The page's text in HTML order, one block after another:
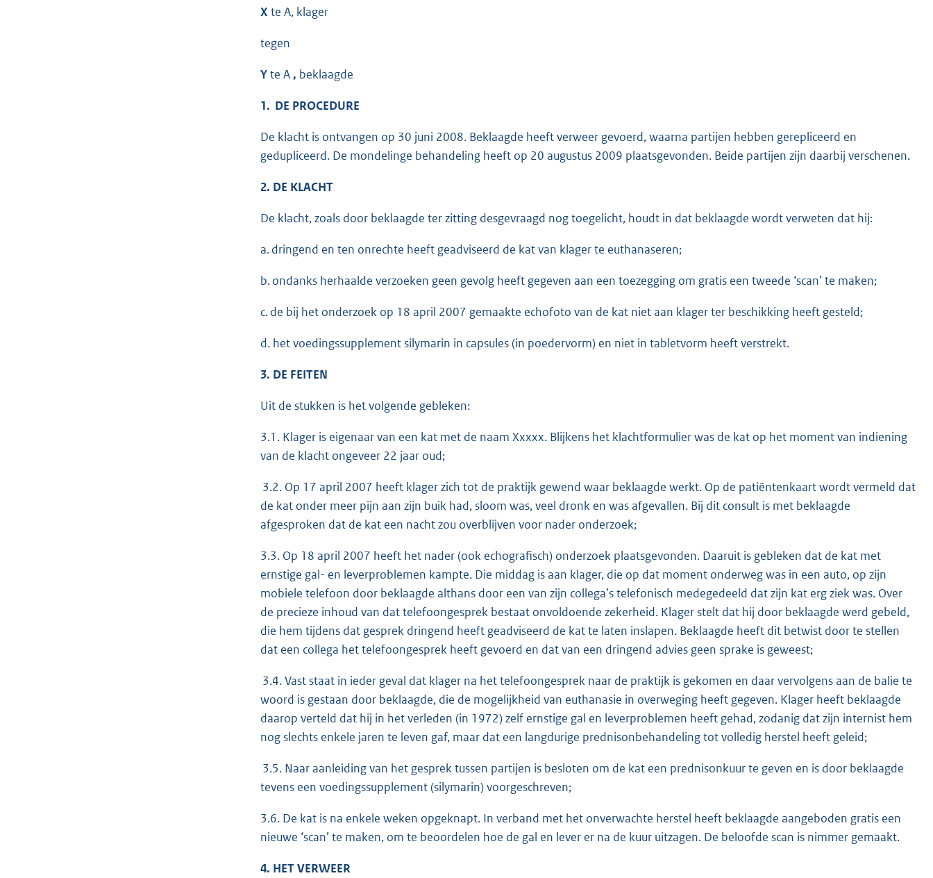
X te A, klager
tegen
Yte A , beklaagde
1. DE PROCEDURE
De klacht is ontvangen op 30 juni 2008. Beklaagde heeft verweer gevoerd, waarna partijen hebben gerepliceerd en
gedupliceerd. De mondelinge behandeling heeft op 20 augustus 2009 plaatsgevonden. Beide partijen zijn daarbij verschenen.
2. DE KLACHT
De klacht, zoals door beklaagde ter zitting desgevraagd nog toegelicht, houdt in dat beklaagde wordt verweten dat hij:
a. dringend en ten onrechte heeft geadviseerd de kat van klager te euthanaseren;
b. ondanks herhaalde verzoeken geen gevolg heeft gegeven aan een toezegging om gratis een tweede ‘scan’ te maken;
c. de bij het onderzoek op 18 april 2007 gemaakte echofoto van de kat niet aan klager ter beschikking heeft gesteld;
d. het voedingssupplement silymarin in capsules (in poedervorm) en niet in tabletvorm heeft verstrekt.
3. DE FEITEN
Uit de stukken is het volgende gebleken:
3.1. Klager is eigenaar van een kat met de naam Xxxxx. Blijkens het klachtformulier was de kat op het moment van indiening
van de klacht ongeveer 22 jaar oud;
3.2. Op 17 april 2007 heeft klager zich tot de praktijk gewend waar beklaagde werkt. Op de patiëntenkaart wordt vermeld dat
de kat onder meer pijn aan zijn buik had, sloom was, veel dronk en was afgevallen. Bij dit consult is met beklaagde
afgesproken dat de kat een nacht zou overblijven voor nader onderzoek;
3.3. Op 18 april 2007 heeft het nader (ook echografisch) onderzoek plaatsgevonden. Daaruit is gebleken dat de kat met
ernstige gal- en leverproblemen kampte. Die middag is aan klager, die op dat moment onderweg was in een auto, op zijn
mobiele telefoon door beklaagde althans door een van zijn collega’s telefonisch medegedeeld dat zijn kat erg ziek was. Over
de precieze inhoud van dat telefoongesprek bestaat onvoldoende zekerheid. Klager stelt dat hij door beklaagde werd gebeld,
die hem tijdens dat gesprek dringend heeft geadviseerd de kat te laten inslapen. Beklaagde heeft dit betwist door te stellen
dat een collega het telefoongesprek heeft gevoerd en dat van een dringend advies geen sprake is geweest;
3.4. Vast staat in ieder geval dat klager na het telefoongesprek naar de praktijk is gekomen en daar vervolgens aan de balie te
woord is gestaan door beklaagde, die de mogelijkheid van euthanasie in overweging heeft gegeven. Klager heeft beklaagde
daarop verteld dat hij in het verleden (in 1972) zelf ernstige gal en leverproblemen heeft gehad, zodanig dat zijn internist hem
nog slechts enkele jaren te leven gaf, maar dat een langdurige prednisonbehandeling tot volledig herstel heeft geleid;
3.5. Naar aanleiding van het gesprek tussen partijen is besloten om de kat een prednisonkuur te geven en is door beklaagde
tevens een voedingssupplement (silymarin) voorgeschreven;
3.6. De kat is na enkele weken opgeknapt. In verband met het onverwachte herstel heeft beklaagde aangeboden gratis een
nieuwe ‘scan’ te maken, om te beoordelen hoe de gal en lever er na de kuur uitzagen. De beloofde scan is nimmer gemaakt.
4. HET VERWEER